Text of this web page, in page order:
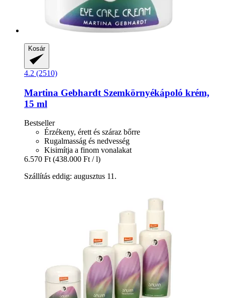
Kosár
4.2 (2510)
Martina Gebhardt Szemkörnyékápoló krém,
15 ml
Bestseller
Érzékeny, érett és száraz bőrre
Rugalmasság és nedvesség
Kisimítja a finom vonalakat
6.570 Ft (438.000 Ft / l)
Szállítás eddig: augusztus 11.